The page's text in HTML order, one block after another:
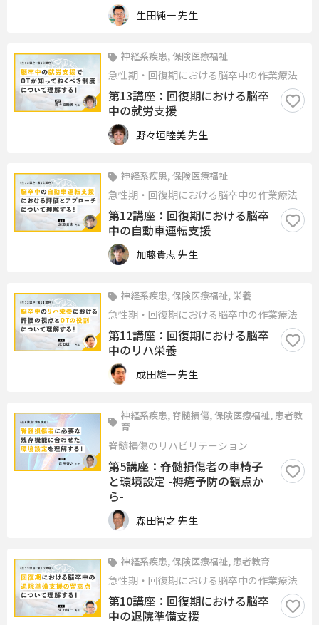
生田純一 先生
神経系疾患, 保険医療福祉
急性期・回復期における脳卒中の作業療法
第13講座：回復期における脳卒
中の就労支援
野々垣睦美 先生
神経系疾患, 保険医療福祉
急性期・回復期における脳卒中の作業療法
第12講座：回復期における脳卒
中の自動車運転支援
加藤貴志 先生
神経系疾患, 保険医療福祉, 栄養
急性期・回復期における脳卒中の作業療法
第11講座：回復期における脳卒
中のリハ栄養
成田雄一 先生
神経系疾患, 脊髄損傷, 保険医療福祉, 患者教
育
脊髄損傷のリハビリテーション
第5講座：脊髄損傷者の車椅子
と環境設定 -褥瘡予防の観点か
ら-
森田智之 先生
神経系疾患, 保険医療福祉, 患者教育
急性期・回復期における脳卒中の作業療法
第10講座：回復期における脳卒
中の退院準備支援